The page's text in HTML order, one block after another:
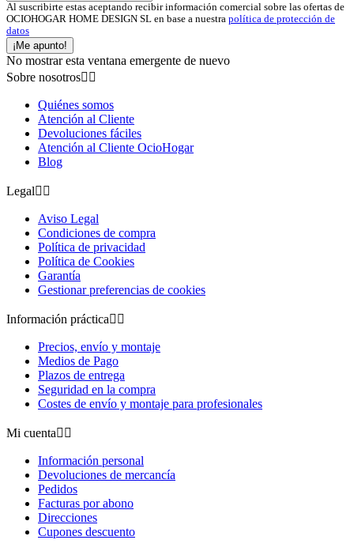
Al suscribirte estas aceptando recibir información comercial sobre las ofertas de
OCIOHOGAR HOME DESIGN SL en base a nuestra política de protección de
datos
¡Me apunto!
No mostrar esta ventana emergente de nuevo
Sobre nosotros 
Quiénes somos
Atención al Cliente
Devoluciones fáciles
Atención al Cliente OcioHogar
Blog
Legal 
Aviso Legal
Condiciones de compra
Política de privacidad
Política de Cookies
Garantía
Gestionar preferencias de cookies
Información práctica 
Precios, envío y montaje
Medios de Pago
Plazos de entrega
Seguridad en la compra
Costes de envío y montaje para profesionales
Mi cuenta 
Información personal
Devoluciones de mercancía
Pedidos
Facturas por abono
Direcciones
Cupones descuento